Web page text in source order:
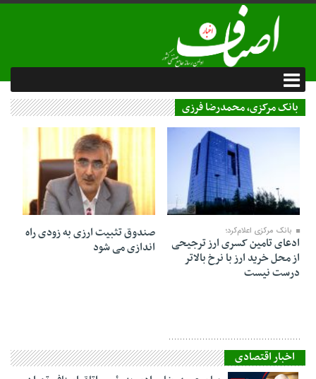
بانک مرکزی، محمدرضا فرزی
20 آذر 1402
بانک مرکزی اعلام‌کرد؛
ادعای تامین کسری ارز ترجیحی
از محل خرید ارز با نرخ بالاتر
درست نیست
27 اردیبهشت 1402
صندوق تثبیت ارزی به زودی راه
اندازی می شود
اخبار اقتصادی